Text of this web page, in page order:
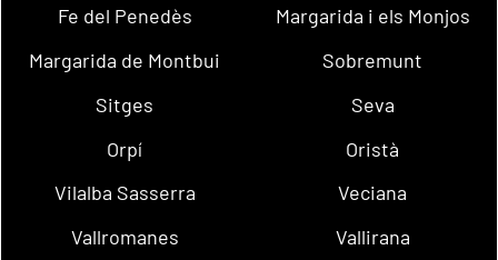
Fe del Penedès
Margarida i els Monjos
Margarida de Montbui
Sobremunt
Sitges
Seva
Orpí
Oristà
Vilalba Sasserra
Veciana
Vallromanes
Vallirana